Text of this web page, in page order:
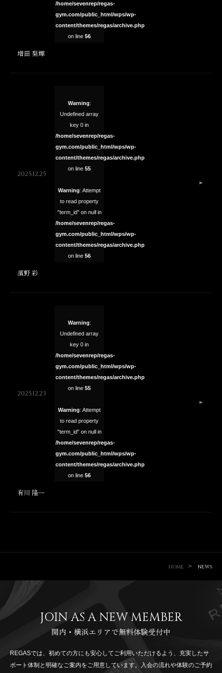
/home/sevenrep/regas-
gym.com/public_html/wps/wp-
content/themes/regas/archive.php
on line 56
増田 梨輝
2025.12.25
Warning:
Undefined array
key 0 in
/home/sevenrep/regas-
gym.com/public_html/wps/wp-
content/themes/regas/archive.php
on line 55
Warning: Attempt
to read property
"term_id" on null in
/home/sevenrep/regas-
gym.com/public_html/wps/wp-
content/themes/regas/archive.php
on line 56
濱野 彩
2025.12.23
Warning:
Undefined array
key 0 in
/home/sevenrep/regas-
gym.com/public_html/wps/wp-
content/themes/regas/archive.php
on line 55
Warning: Attempt
to read property
"term_id" on null in
/home/sevenrep/regas-
gym.com/public_html/wps/wp-
content/themes/regas/archive.php
on line 56
有川 隆一
HOME > NEWS
JOIN AS ANEW MEMBER
関内・横浜エリアで無料体験受付中
REGASでは、初めての方にも安心してご利用いただけるよう、充実したサ
ポート体制と明確なご案内をご用意しています。入会の流れや体験のご予約